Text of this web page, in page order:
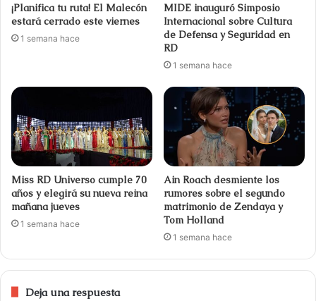
¡Planifica tu ruta! El Malecón
estará cerrado este viernes
1 semana hace
MIDE inauguró Simposio
Internacional sobre Cultura
de Defensa y Seguridad en
RD
1 semana hace
Miss RD Universo cumple 70
años y elegirá su nueva reina
mañana jueves
1 semana hace
Ain Roach desmiente los
rumores sobre el segundo
matrimonio de Zendaya y
Tom Holland
1 semana hace
Deja una respuesta